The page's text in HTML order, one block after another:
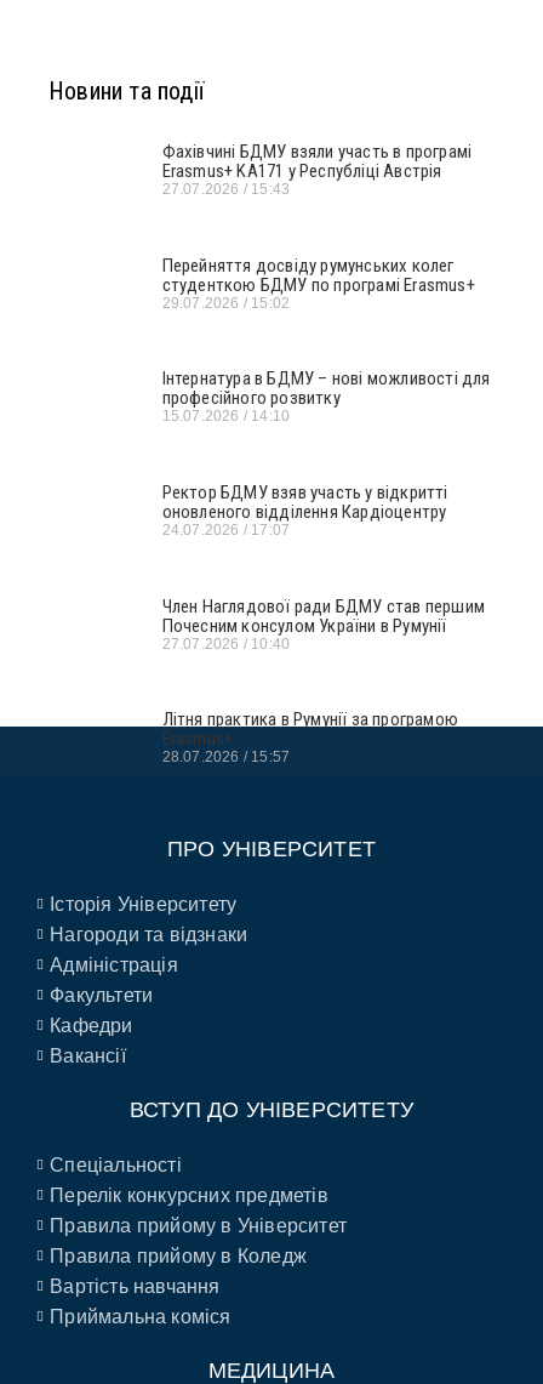
Новини та події
Фахівчині БДМУ взяли участь в програмі
Erasmus+ KA171 у Республіці Австрія
27.07.2026 15:43
Перейняття досвіду румунських колег
студенткою БДМУ по програмі Erasmus+
29.07.2026 15:02
Інтернатура в БДМУ – нові можливості для
професійного розвитку
15.07.2026 14:10
Ректор БДМУ взяв участь у відкритті
оновленого відділення Кардіоцентру
24.07.2026 17:07
Член Наглядової ради БДМУ став першим
Почесним консулом України в Румунії
27.07.2026 10:40
Літня практика в Румунії за програмою
Erasmus+
28.07.2026 15:57
ПРО УНІВЕРСИТЕТ
Історія Університету
Нагороди та відзнаки
Адміністрація
Факультети
Кафедри
Вакансії
ВСТУП ДО УНІВЕРСИТЕТУ
Спеціальності
Перелік конкурсних предметів
Правила прийому в Університет
Правила прийому в Коледж
Вартість навчання
Приймальна коміся
МЕДИЦИНА